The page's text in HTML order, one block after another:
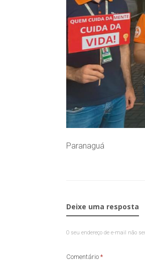
Paranaguá
Deixe uma resposta
O seu endereço de e-mail não
Comentário *